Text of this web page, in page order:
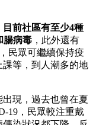
目前社區有至少4種
腸病毒 ，此外還有
民眾可繼續保持疫
等，到人潮多的地
現，過去也曾在夏
19，民眾較注重戴